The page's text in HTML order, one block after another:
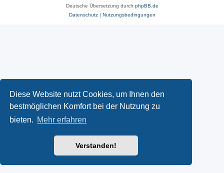
Diese Website nutzt Cookies, um Ihnen den
bestmöglichen Komfort bei der Nutzung zu
bieten. Mehr erfahren
Verstanden!
Deutsche Übersetzung durch phpBB.de
Datenschutz| Nutzungsbedingungen